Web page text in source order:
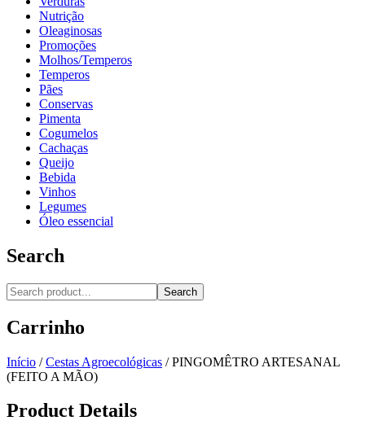
Nutrição
Oleaginosas
Promoções
Molhos/Temperos
Temperos
Pães
Conservas
Pimenta
Cogumelos
Cachaças
Queijo
Bebida
Vinhos
Legumes
Óleo essencial
Search
Search
Carrinho
Início / Cestas Agroecológicas /PINGOMÊTRO ARTESANAL
(FEITO A MÃO)
Product Details